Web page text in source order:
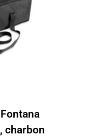
charbon